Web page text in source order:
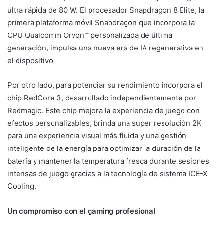
ultra rápida de 80 W. El procesador Snapdragon 8 Elite, la
primera plataforma móvil Snapdragon que incorpora la
CPU Qualcomm Oryon™ personalizada de última
generación, impulsa una nueva era de IA regenerativa en
el dispositivo.
Por otro lado, para potenciar su rendimiento incorpora el
chip RedCore 3, desarrollado independientemente por
Redmagic. Este chip mejora la experiencia de juego con
efectos personalizables, brinda una super resolución 2K
para una experiencia visual más fluida y una gestión
inteligente de la energía para optimizar la duración de la
batería y mantener la temperatura fresca durante sesiones
intensas de juego gracias a la tecnología de sistema ICE-X
Cooling.
Un compromiso con el gaming profesional